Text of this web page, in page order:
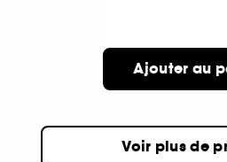
Ajouter au
Voir plus de